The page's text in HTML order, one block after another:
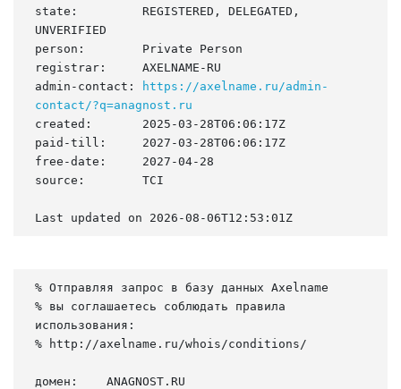
state:         REGISTERED, DELEGATED,
UNVERIFIED
person:        Private Person
registrar:     AXELNAME-RU
admin-contact:
https://axelname.ru/admin-
contact/?q=anagnost.ru
created:       2025-03-28T06:06:17Z
paid-till:     2027-03-28T06:06:17Z
free-date:     2027-04-28
source:        TCI
Last updated on 2026-08-06T12:53:01Z
% Отправляя запрос в базу данных Axelname
% вы соглашаетесь соблюдать правила
использования:
% http://axelname.ru/whois/conditions/
домен:    ANAGNOST.RU